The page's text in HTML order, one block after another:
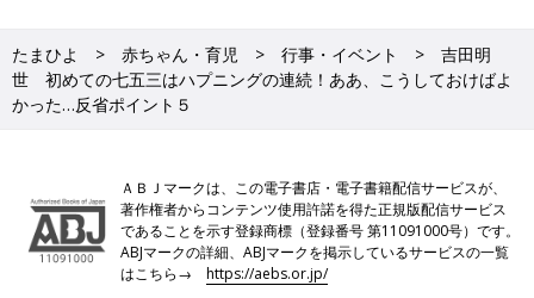
たまひよ 赤ちゃん・育児 行事・イベント
吉田明
世 初めての七五三はハプニングの連続！ああ、こうしておけばよ
かった…反省ポイント５
ＡＢＪマークは、この電子書店・電子書籍配信サービスが、
著作権者からコンテンツ使用許諾を得た正規版配信サービス
であることを示す登録商標（登録番号 第11091000号）です。
ABJマークの詳細、ABJマークを掲示しているサービスの一覧
はこちら→https://aebs.or.jp/